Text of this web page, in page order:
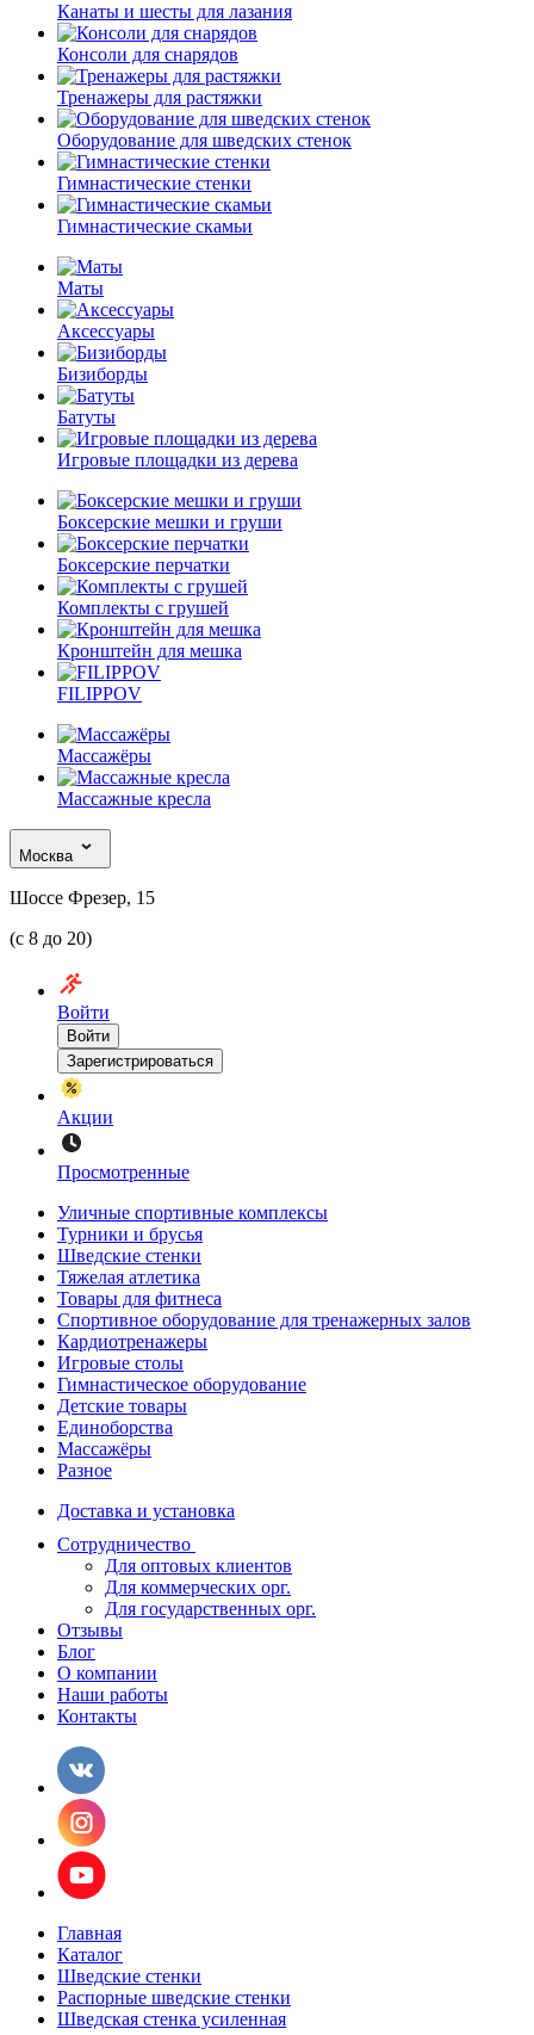
Канаты и шесты для лазания
Консоли для снарядов
Тренажеры для растяжки
Оборудование для шведских стенок
Гимнастические стенки
Гимнастические скамьи
Маты
Аксессуары
Бизиборды
Батуты
Игровые площадки из дерева
Боксерские мешки и груши
Боксерские перчатки
Комплекты с грушей
Кронштейн для мешка
FILIPPOV
Массажёры
Массажные кресла
Москва
Шоссе Фрезер, 15
(с 8 до 20)
Войти
Войти
Зарегистрироваться
Акции
Просмотренные
Уличные спортивные комплексы
Турники и брусья
Шведские стенки
Тяжелая атлетика
Товары для фитнеса
Спортивное оборудование для тренажерных залов
Кардиотренажеры
Игровые столы
Гимнастическое оборудование
Детские товары
Единоборства
Массажёры
Разное
Доставка и установка
Сотрудничество
Для оптовых клиентов
Для коммерческих орг.
Для государственных орг.
Отзывы
Блог
О компании
Наши работы
Контакты
Главная
Каталог
Шведские стенки
Распорные шведские стенки
Шведская стенка усиленная